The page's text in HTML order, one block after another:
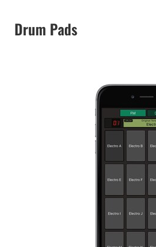
Drum Pads